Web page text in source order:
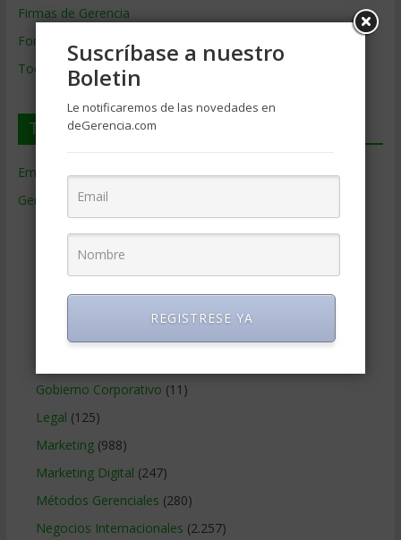
Firmas de Gerencia
Formación de Gerencia
Todos los Temas
Temas de Gerencia
Empresas de Gerencia(38)
Gerencia
(9.477)
Ciencias Económicas(80)
Contabilidad(466)
Educacion Gerencial(454)
Gobierno Corporativo (11)
Legal (125)
Marketing(988)
Marketing Digital (247)
Métodos Gerenciales (280)
Negocios Internacionales (2.257)
Suscríbase a nuestro
Boletin
Le notificaremos de las novedades en
deGerencia.com
REGISTRESE YA